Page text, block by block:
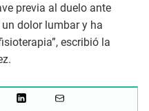
previa al duelo ante
dolor lumbar y ha
escribió la